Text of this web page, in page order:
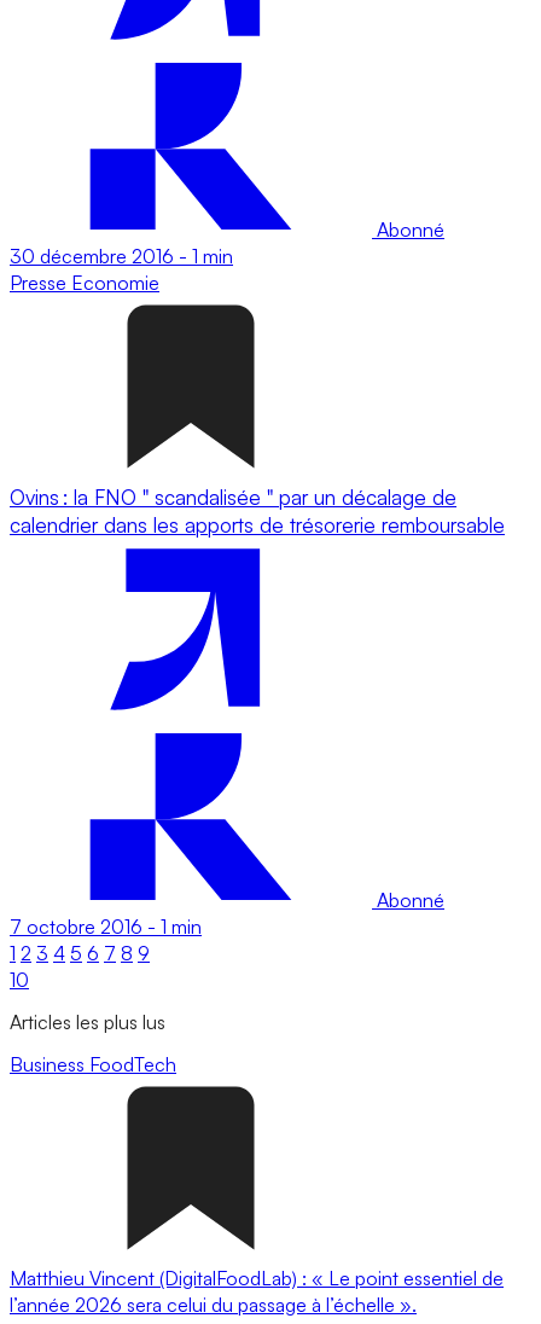
Abonné
30 décembre 2016 - 1 min
Presse Economie
Ovins : la FNO " scandalisée " par un décalage de
calendrier dans les apports de trésorerie remboursable
Abonné
7 octobre 2016 - 1 min
1 2 3 4 5 6 7 8 9
10
Articles les plus lus
Business FoodTech
Matthieu Vincent (DigitalFoodLab) : « Le point essentiel de
l’année 2026 sera celui du passage à l’échelle ».